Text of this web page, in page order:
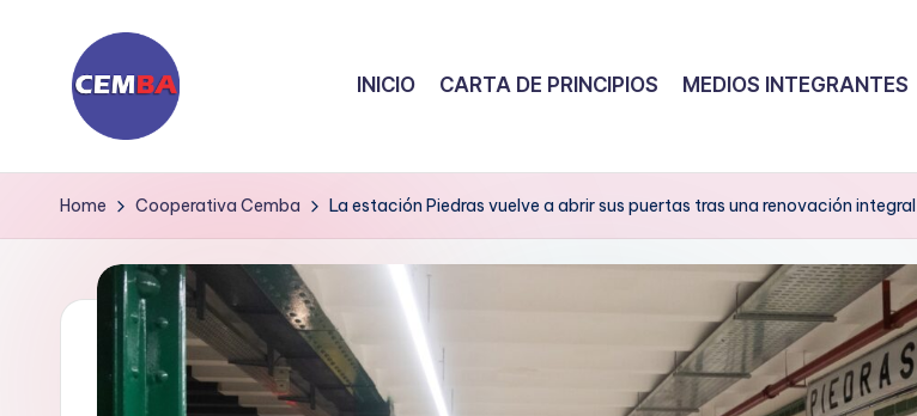
D
i
ri
INICIO CARTA DE PRINCIPIOS MEDIOS INTEGRANTES
Home Cooperativa Cemba La estación Piedras vuelve a abrir sus puertas tras una renovación integral